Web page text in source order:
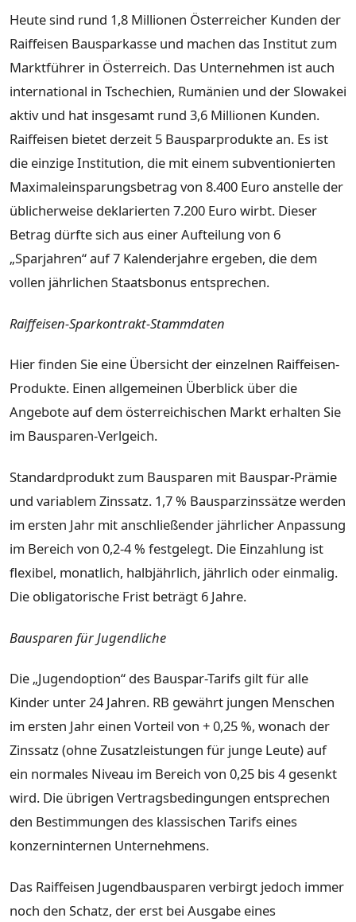
Heute sind rund 1,8 Millionen Österreicher Kunden der
Raiffeisen Bausparkasse und machen das Institut zum
Marktführer in Österreich. Das Unternehmen ist auch
international in Tschechien, Rumänien und der Slowakei
aktiv und hat insgesamt rund 3,6 Millionen Kunden.
Raiffeisen bietet derzeit 5 Bausparprodukte an. Es ist
die einzige Institution, die mit einem subventionierten
Maximaleinsparungsbetrag von 8.400 Euro anstelle der
üblicherweise deklarierten 7.200 Euro wirbt. Dieser
Betrag dürfte sich aus einer Aufteilung von 6
„Sparjahren“ auf 7 Kalenderjahre ergeben, die dem
vollen jährlichen Staatsbonus entsprechen.
Raiffeisen-Sparkontrakt-Stammdaten
Hier finden Sie eine Übersicht der einzelnen Raiffeisen-
Produkte. Einen allgemeinen Überblick über die
Angebote auf dem österreichischen Markt erhalten Sie
im Bausparen-Verlgeich.
Standardprodukt zum Bausparen mit Bauspar-Prämie
und variablem Zinssatz. 1,7 % Bausparzinssätze werden
im ersten Jahr mit anschließender jährlicher Anpassung
im Bereich von 0,2-4 % festgelegt. Die Einzahlung ist
flexibel, monatlich, halbjährlich, jährlich oder einmalig.
Die obligatorische Frist beträgt 6 Jahre.
Bausparen für Jugendliche
Die „Jugendoption“ des Bauspar-Tarifs gilt für alle
Kinder unter 24 Jahren. RB gewährt jungen Menschen
im ersten Jahr einen Vorteil von + 0,25 %, wonach der
Zinssatz (ohne Zusatzleistungen für junge Leute) auf
ein normales Niveau im Bereich von 0,25 bis 4 gesenkt
wird. Die übrigen Vertragsbedingungen entsprechen
den Bestimmungen des klassischen Tarifs eines
konzerninternen Unternehmens.
Das Raiffeisen Jugendbausparen verbirgt jedoch immer
noch den Schatz, der erst bei Ausgabe eines